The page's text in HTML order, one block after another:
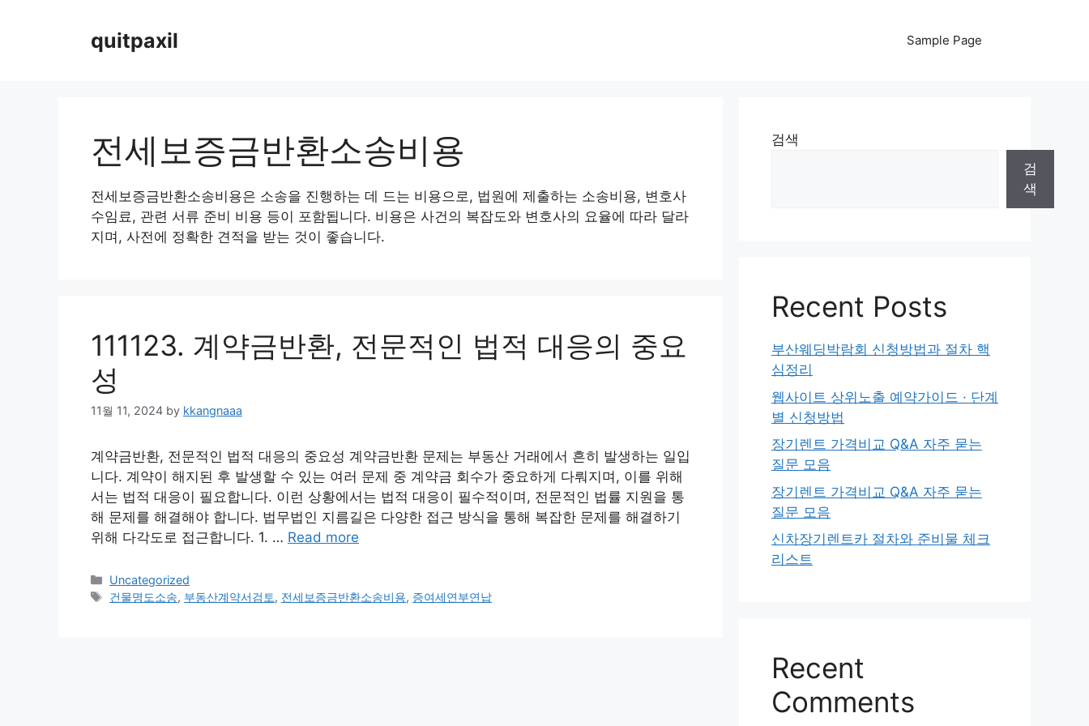
quitpaxil Sample Page
전세보증금반환소송비용
전세보증금반환소송비용은 소송을 진행하는 데 드는 비용으로, 법원에 제출하는 소송비용, 변호사
수임료, 관련 서류 준비 비용 등이 포함됩니다. 비용은 사건의 복잡도와 변호사의 요율에 따라 달라
지며, 사전에 정확한 견적을 받는 것이 좋습니다.
111123. 계약금반환, 전문적인 법적 대응의 중요
성
11월 11, 2024 by kkangnaaa
계약금반환, 전문적인 법적 대응의 중요성 계약금반환 문제는 부동산 거래에서 흔히 발생하는 일입
니다. 계약이 해지된 후 발생할 수 있는 여러 문제 중 계약금 회수가 중요하게 다뤄지며, 이를 위해
서는 법적 대응이 필요합니다. 이런 상황에서는 법적 대응이 필수적이며, 전문적인 법률 지원을 통
해 문제를 해결해야 합니다. 법무법인 지름길은 다양한 접근 방식을 통해 복잡한 문제를 해결하기
위해 다각도로 접근합니다. 1. … Read more
Categories
Uncategorized
Tags
건물명도소송, 부동산계약서검토, 전세보증금반환소송비용, 증여세연부연납
검색
검
색
Recent Posts
부산웨딩박람회 신청방법과 절차 핵
심정리
웹사이트 상위노출 예약가이드 · 단계
별 신청방법
장기렌트 가격비교 Q&A 자주 묻는
질문 모음
장기렌트 가격비교 Q&A 자주 묻는
질문 모음
신차장기렌트카 절차와 준비물 체크
리스트
Recent
Comments